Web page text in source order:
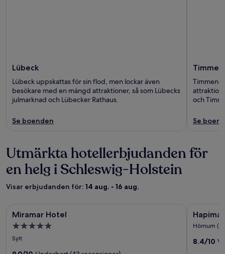
Lübeck
Lübeck uppskattas för sin flod, men lockar även
besökare med en mängd attraktioner, så som Lübecks
julmarknad och Lübecker Rathaus.
Se boenden
och
Se
Utmärkta hotellerbjudanden för
en helg i Schleswig-Holstein
Visar erbjudanden för: 14 aug. - 16 aug.
Fotogalleri
för
Miramar
Hotel
Miramar Hotel
5.0-
stjärnigt
Sylt
för
Resort
Hörnum
8.4/10